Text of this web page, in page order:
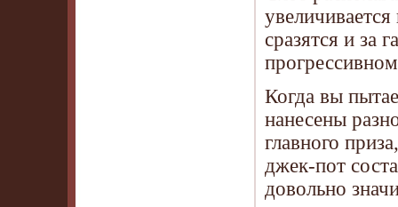
сразятся и за
Когда вы
нанесены
главного
джек-пот
довольно